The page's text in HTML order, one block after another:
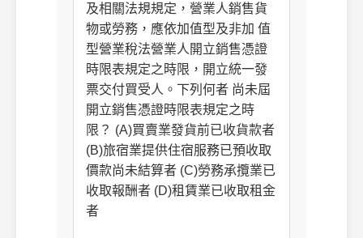
及相關法規規定，營業人銷售貨
物或勞務，應依加值型及非加 值
型營業稅法營業人開立銷售憑證
時限表規定之時限，開立統一發
票交付買受人。下列何者 尚未屆
開立銷售憑證時限表規定之時
限？ (A)買賣業發貨前已收貨款者
(B)旅宿業提供住宿服務已預收取
價款尚未結算者 (C)勞務承攬業已
收取報酬者 (D)租賃業已收取租金
者